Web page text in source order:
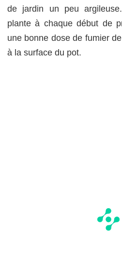
de jardin un peu
plante à chaque début de
une bonne dose de fumier
à la surface du pot.